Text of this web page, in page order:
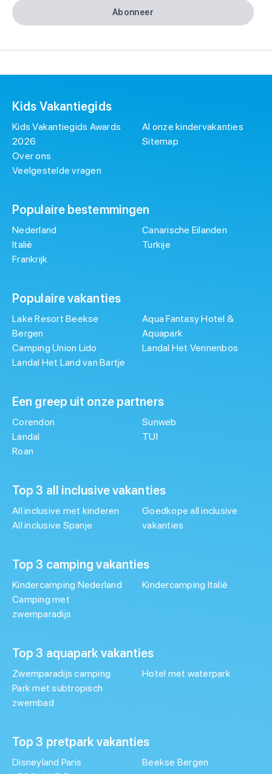
Abonneer
Kids Vakantiegids
Kids Vakantiegids Awards
2026
Over ons
Veelgestelde vragen
Al onze kindervakanties
Sitemap
Populaire bestemmingen
Nederland
Italië
Frankrijk
Canarische Eilanden
Turkije
Populaire vakanties
Lake Resort Beekse
Bergen
Camping Union Lido
Landal Het Land van Bartje
Aqua Fantasy Hotel &
Aquapark
Landal Het Vennenbos
Een greep uit onze partners
Corendon
Landal
Roan
Sunweb
TUI
Top 3 all inclusive vakanties
All inclusive met kinderen
All inclusive Spanje
Goedkope all inclusive
vakanties
Top 3 camping vakanties
Kindercamping Nederland
Camping met
zwemparadijs
Kindercamping Italië
Top 3 aquapark vakanties
Zwemparadijs camping
Park met subtropisch
zwembad
Hotel met waterpark
Top 3 pretpark vakanties
Disneyland Paris
Beekse Bergen